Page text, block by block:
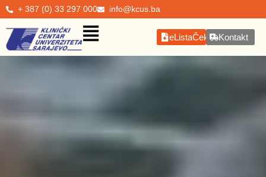
+ 387 (0) 33 297 000 info@kcus.ba
eListaČekanjaKontakt